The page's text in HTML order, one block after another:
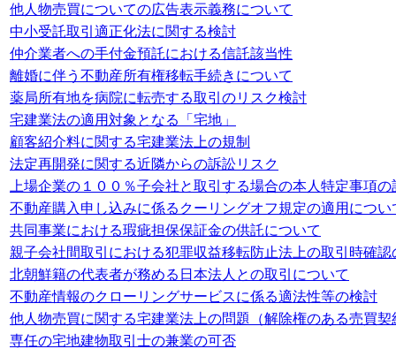
他人物売買についての広告表示義務について
中小受託取引適正化法に関する検討
仲介業者への手付金預託における信託該当性
離婚に伴う不動産所有権移転手続きについて
薬局所有地を病院に転売する取引のリスク検討
宅建業法の適用対象となる「宅地」
顧客紹介料に関する宅建業法上の規制
法定再開発に関する近隣からの訴訟リスク
上場企業の１００％子会社と取引する場合の本人特定事項の
不動産購入申し込みに係るクーリングオフ規定の適用につい
共同事業における瑕疵担保保証金の供託について
親子会社間取引における犯罪収益移転防止法上の取引時確認
北朝鮮籍の代表者が務める日本法人との取引について
不動産情報のクローリングサービスに係る適法性等の検討
他人物売買に関する宅建業法上の問題（解除権のある売買契
専任の宅地建物取引士の兼業の可否